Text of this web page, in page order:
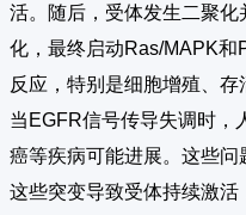
活。随后，受体发生二聚
化，最终启动Ras/MAPK和
反应，特别是细胞增殖、存
当EGFR信号传导失调时，
癌等疾病可能进展。这些问
这些突变导致受体持续激